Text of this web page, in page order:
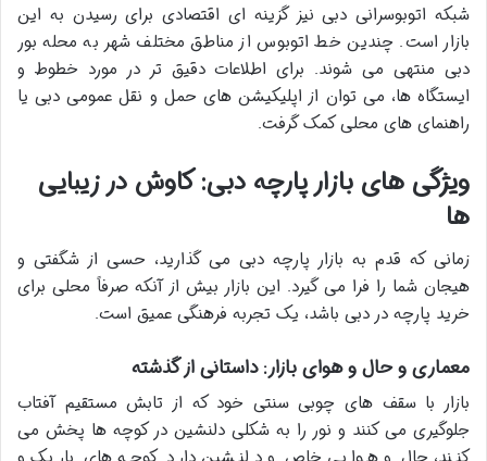
شبکه اتوبوسرانی دبی نیز گزینه ای اقتصادی برای رسیدن به این
بازار است. چندین خط اتوبوس از مناطق مختلف شهر به محله بور
دبی منتهی می شوند. برای اطلاعات دقیق تر در مورد خطوط و
ایستگاه ها، می توان از اپلیکیشن های حمل و نقل عمومی دبی یا
راهنمای های محلی کمک گرفت.
ویژگی های بازار پارچه دبی: کاوش در زیبایی
ها
زمانی که قدم به بازار پارچه دبی می گذارید، حسی از شگفتی و
هیجان شما را فرا می گیرد. این بازار بیش از آنکه صرفاً محلی برای
خرید پارچه در دبی باشد، یک تجربه فرهنگی عمیق است.
معماری و حال و هوای بازار: داستانی از گذشته
بازار با سقف های چوبی سنتی خود که از تابش مستقیم آفتاب
جلوگیری می کنند و نور را به شکلی دلنشین در کوچه ها پخش می